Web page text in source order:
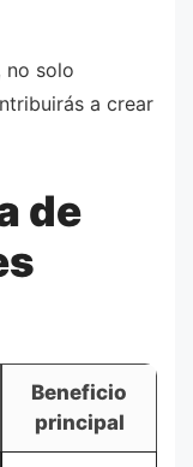
no solo
a crear
de
Beneficio
principal